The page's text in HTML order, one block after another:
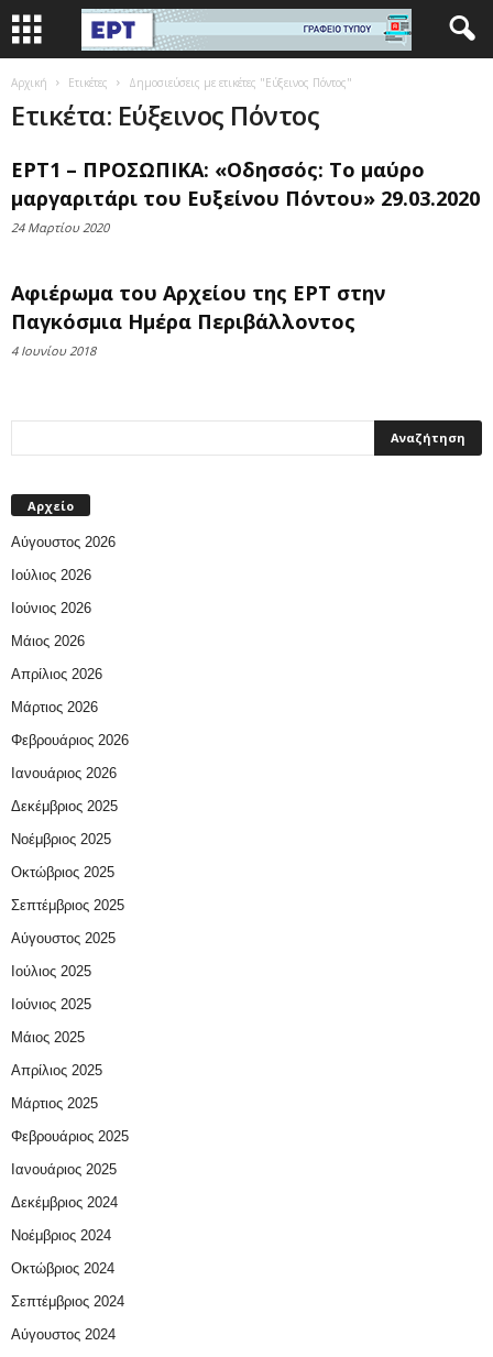
Αρχική Ετικέτες Δημοσιεύσεις με ετικέτες "Εύξεινος Πόντος"
Ετικέτα: Εύξεινος Πόντος
ΕΡΤ1 – ΠΡΟΣΩΠΙΚΑ: «Οδησσός: Το μαύρο
μαργαριτάρι του Ευξείνου Πόντου» 29.03.2020
24 Μαρτίου 2020
Αφιέρωμα του Αρχείου της ΕΡΤ στην
Παγκόσμια Ημέρα Περιβάλλοντος
4 Ιουνίου 2018
Αρχείο
Αύγουστος 2026
Ιούλιος 2026
Ιούνιος 2026
Μάιος 2026
Απρίλιος 2026
Μάρτιος 2026
Φεβρουάριος 2026
Ιανουάριος 2026
Δεκέμβριος 2025
Νοέμβριος 2025
Οκτώβριος 2025
Σεπτέμβριος 2025
Αύγουστος 2025
Ιούλιος 2025
Ιούνιος 2025
Μάιος 2025
Απρίλιος 2025
Μάρτιος 2025
Φεβρουάριος 2025
Ιανουάριος 2025
Δεκέμβριος 2024
Νοέμβριος 2024
Οκτώβριος 2024
Σεπτέμβριος 2024
Αύγουστος 2024